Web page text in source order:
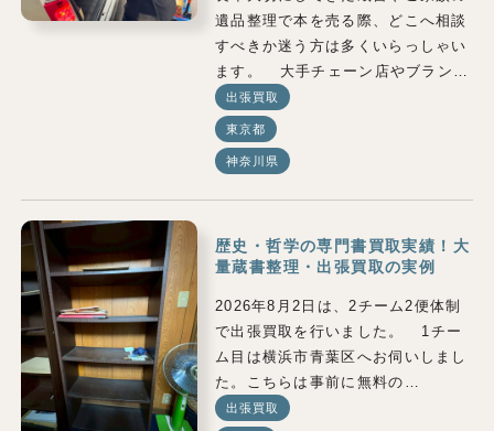
遺品整理で本を売る際、どこへ相談
すべきか迷う方は多くいらっしゃい
ます。 大手チェーン店やブラン…
出張買取
東京都
神奈川県
歴史・哲学の専門書買取実績！大
量蔵書整理・出張買取の実例
2026年8月2日は、2チーム2便体制
で出張買取を行いました。 1チー
ム目は横浜市青葉区へお伺いしまし
た。こちらは事前に無料の…
出張買取